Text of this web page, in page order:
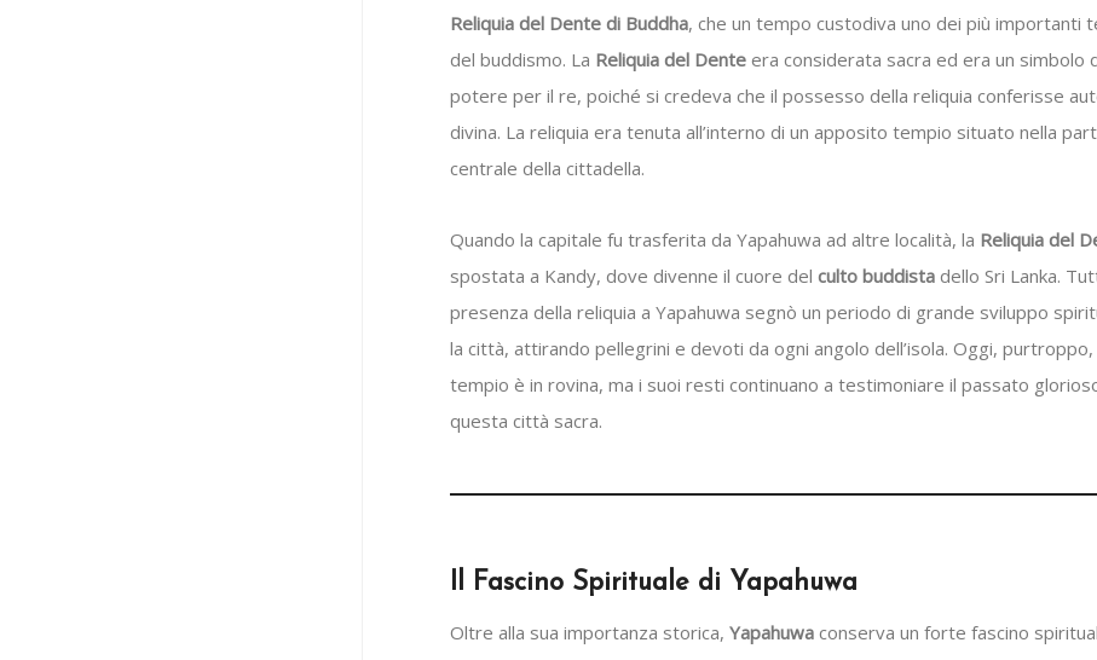
Reliquia del Dente di Buddha, che un tempo custodiva uno dei più importanti
del buddismo. La Reliquia del Dente era considerata sacra ed era un simbolo
potere per il re, poiché si credeva che il possesso della reliquia conferisse
divina. La reliquia era tenuta all’interno di un apposito tempio situato nella
centrale della cittadella.
Quando la capitale fu trasferita da Yapahuwa ad altre località, la Reliquia del
spostata a Kandy, dove divenne il cuore del culto buddista dello Sri Lanka.
presenza della reliquia a Yapahuwa segnò un periodo di grande sviluppo
la città, attirando pellegrini e devoti da ogni angolo dell’isola. Oggi, purtroppo,
tempio è in rovina, ma i suoi resti continuano a testimoniare il passato
questa città sacra.
Il Fascino Spirituale di Yapahuwa
Oltre alla sua importanza storica, Yapahuwa conserva un forte fascino